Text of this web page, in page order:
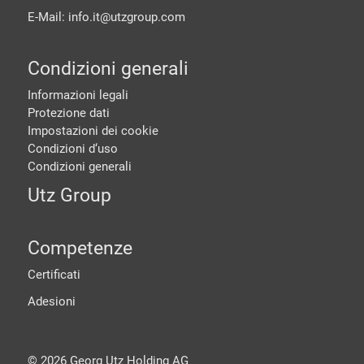
E-Mail: info.it@utzgroup.com
Condizioni generali
Informazioni legali
Protezione dati
Impostazioni dei cookie
Condizioni d‘uso
Condizioni generali
Utz Group
Competenze
Certificati
Adesioni
© 2026Georg Utz Holding AG